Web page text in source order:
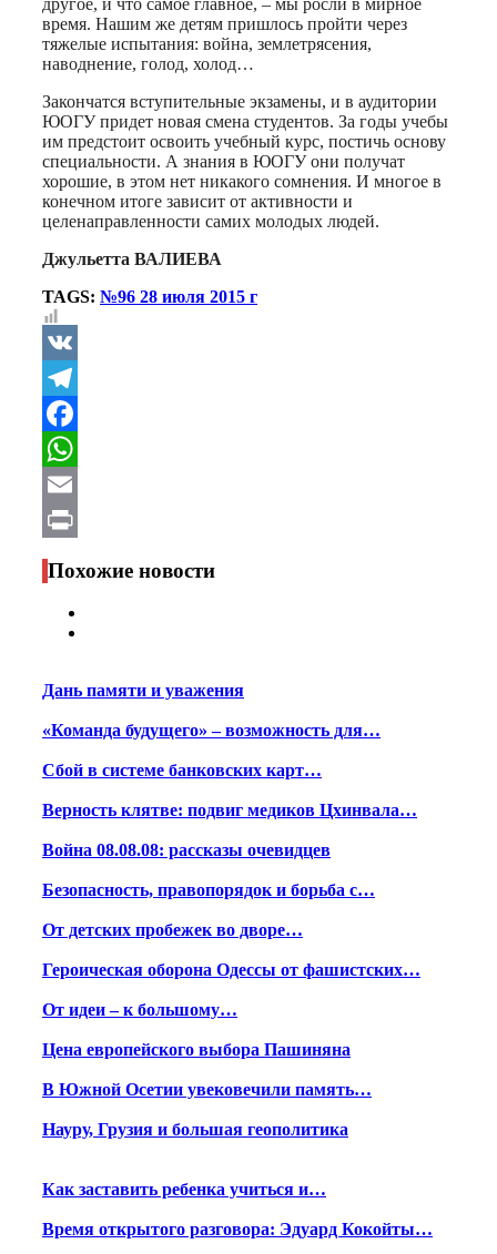
время. Нашим же детям пришлось пройти через
тяжелые испытания: война, землетрясения,
наводнение, голод, холод…
Закончатся вступительные экзамены, и в аудитории
ЮОГУ придет новая смена студентов. За годы учебы
им предстоит освоить учебный курс, постичь основу
специальности. А знания в ЮОГУ они получат
хорошие, в этом нет никакого сомнения. И многое в
конечном итоге зависит от активности и
целенаправленности самих молодых людей.
Джульетта ВАЛИЕВА
TAGS: №96 28 июля 2015 г
VK
Telegram
Facebook
WhatsApp
Email
Print
Похожие новости
Дань памяти и уважения
«Команда будущего» – возможность для…
Сбой в системе банковских карт…
Верность клятве: подвиг медиков Цхинвала…
Война 08.08.08: рассказы очевидцев
Безопасность, правопорядок и борьба с…
От детских пробежек во дворе…
Героическая оборона Одессы от фашистских…
От идеи – к большому…
Цена европейского выбора Пашиняна
В Южной Осетии увековечили память…
Науру, Грузия и большая геополитика
Как заставить ребенка учиться и…
Время открытого разговора: Эдуард Кокойты…